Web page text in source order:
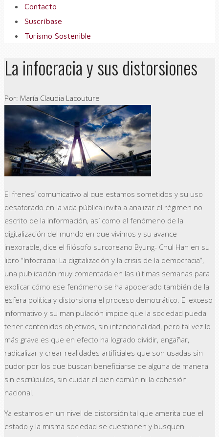
Contacto
Suscríbase
Turismo Sostenible
La infocracia y sus distorsiones
Por: María Claudia Lacouture
El frenesí comunicativo al que estamos sometidos y su uso
desaforado en la vida pública invita a analizar el régimen no
escrito de la información, así como el fenómeno de la
digitalización del mundo en que vivimos y su avance
inexorable, dice el filósofo surcoreano Byung- Chul Han en su
libro “Infocracia: La digitalización y la crisis de la democracia”,
una publicación muy comentada en las últimas semanas para
explicar cómo ese fenómeno se ha apoderado también de la
esfera política y distorsiona el proceso democrático. El exceso
informativo y su manipulación impide que la sociedad pueda
tener contenidos objetivos, sin intencionalidad, pero tal vez lo
más grave es que en efecto ha logrado dividir, engañar,
radicalizar y crear realidades artificiales que son usadas sin
pudor por los que buscan beneficiarse de alguna de manera
sin escrúpulos, sin cuidar el bien común ni la cohesión
nacional.
Ya estamos en un nivel de distorsión tal que amerita que el
estado y la misma sociedad se cuestionen y busquen